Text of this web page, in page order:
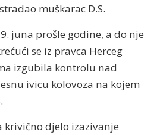
muškarac D.S.
juna prošle godine, a do nje
se iz pravca Herceg
izgubila kontrolu nad
ivicu kolovoza na kojem
krivično djelo izazivanje